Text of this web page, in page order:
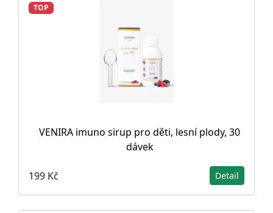
TOP
VENIRA imuno sirup pro děti, lesní plody, 30
dávek
199 Kč Detail